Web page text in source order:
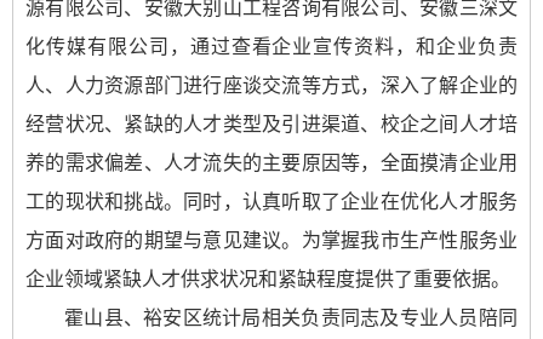
源有限公司、安徽大别山工程咨询有限公司、安徽三深文
化传媒有限公司，通过查看企业宣传资料，和企业负责
人、人力资源部门进行座谈交流等方式，深入了解企业的
经营状况、紧缺的人才类型及引进渠道、校企之间人才培
养的需求偏差、人才流失的主要原因等，全面摸清企业用
工的现状和挑战。同时，认真听取了企业在优化人才服务
方面对政府的期望与意见建议。为掌握我市生产性服务业
企业领域紧缺人才供求状况和紧缺程度提供了重要依据。
霍山县、裕安区统计局相关负责同志及专业人员陪同